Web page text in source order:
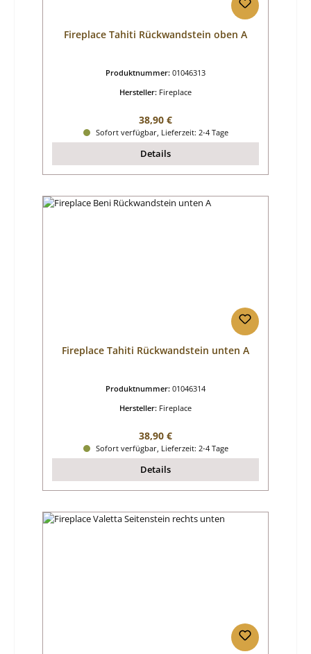
Fireplace Tahiti Rückwandstein oben A
Produktnummer: 01046313
Hersteller: Fireplace
Regulärer Preis:
38,90 €
Sofort verfügbar, Lieferzeit: 2-4 Tage
Details
Fireplace Tahiti Rückwandstein unten A
Produktnummer: 01046314
Hersteller: Fireplace
Regulärer Preis:
38,90 €
Sofort verfügbar, Lieferzeit: 2-4 Tage
Details